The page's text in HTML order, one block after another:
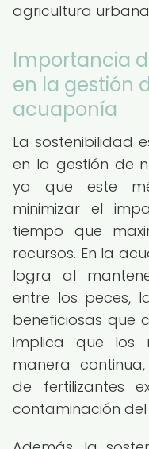
agricultura
Importancia
en la gestión
acuaponía
La sostenibilidad
en la gestión de
ya que este
minimizar el
tiempo que
recursos. En la
logra al
entre los peces,
beneficiosas que
implica que los
manera
de fertilizantes
contaminación